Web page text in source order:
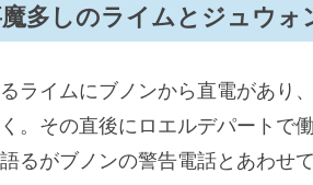
多しのライムとジュウォ
ライムにブノンから直電があり
。その直後にロエルデパートで
るがブノンの警告電話とあわせ